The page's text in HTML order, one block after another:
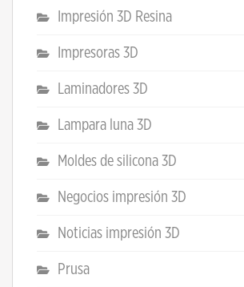
Impresión 3D Resina
Impresoras 3D
Laminadores 3D
Lampara luna 3D
Moldes de silicona 3D
Negocios impresión 3D
Noticias impresión 3D
Prusa